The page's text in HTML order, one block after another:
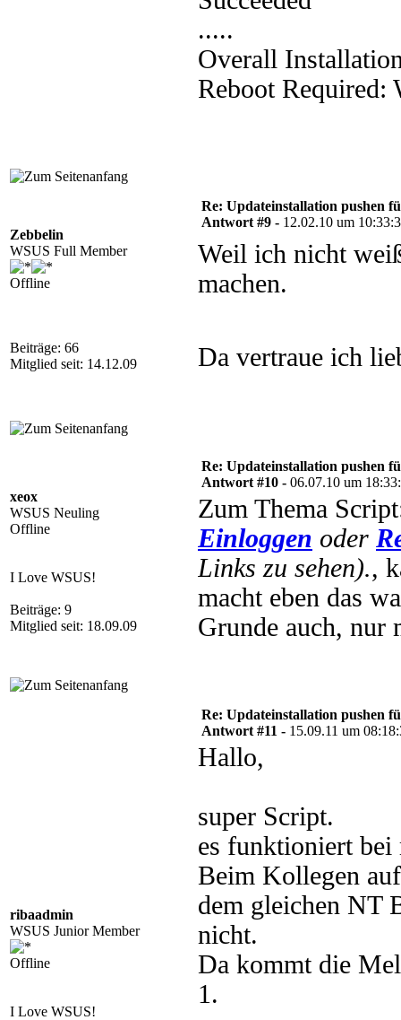
.....
Overall
Reboot Required:
Zebbelin
WSUS Full Member
Offline
Beiträge: 66
Mitglied seit: 14.12.09
Re: Updateinstallation pushen
Antwort #9 - 12.02.10 um
Weil ich nicht
machen.
Da vertraue ich
xeox
WSUS Neuling
Offline
I Love WSUS!
Beiträge: 9
Mitglied seit: 18.09.09
Re: Updateinstallation pushen
Antwort #10 - 06.07.10 um
Zum Thema
Einloggen oder
Links zu sehen).,
macht eben das
Grunde auch, nur
ribaadmin
WSUS Junior Member
Offline
I Love WSUS!
Re: Updateinstallation pushen
Antwort #11 - 15.09.11 um
Hallo,
super Script.
es funktioniert
Beim Kollegen
dem gleichen NT
nicht.
Da kommt die
1.